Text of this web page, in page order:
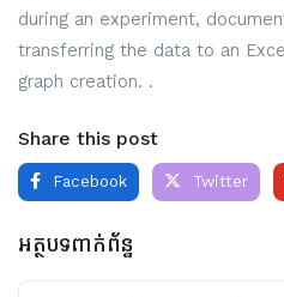
during an experiment,
transferring the data to an
graph creation. .
Share this post
Facebook Twitter
អត្ថបទពាក់ព័ន្ធ